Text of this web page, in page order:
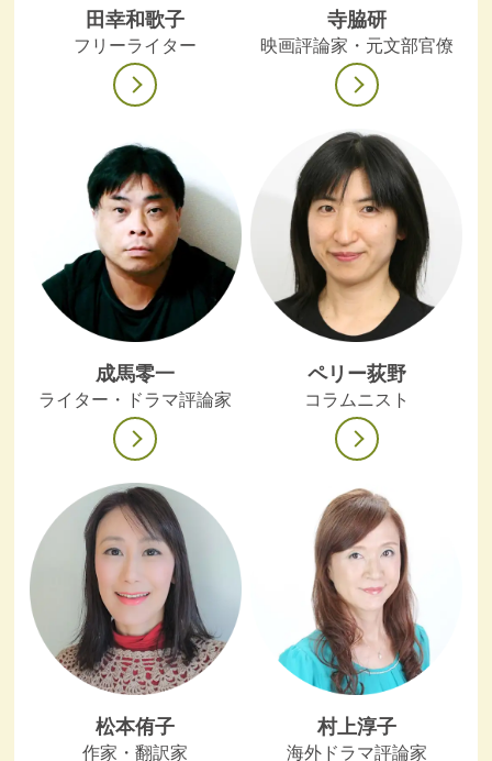
田幸和歌子
フリーライター
寺脇研
映画評論家・元文部官僚
成馬零一
ライター・ドラマ評論家
ペリー荻野
コラムニスト
松本侑子
作家・翻訳家
村上淳子
海外ドラマ評論家